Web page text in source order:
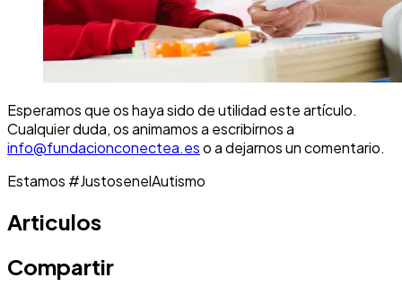
Esperamos que os haya sido de utilidad este artículo.
Cualquier duda, os animamos a escribirnos a
info@fundacionconectea.eso a dejarnos un comentario.
Estamos #JustosenelAutismo
Articulos
Compartir